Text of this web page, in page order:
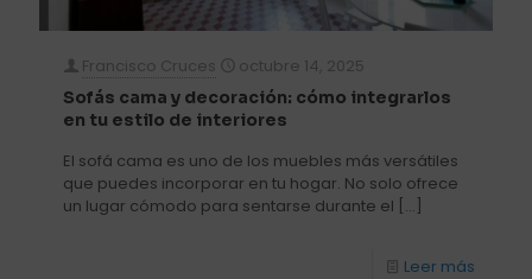
Francisco Cruces octubre 14, 2025
Sofás cama y decoración: cómo integrarlos
en tu estilo de interiores
El sofá cama es uno de los muebles más versátiles
que puedes incorporar en tu hogar. No solo ofrece
un lugar cómodo para sentarse durante el […]
Leer más